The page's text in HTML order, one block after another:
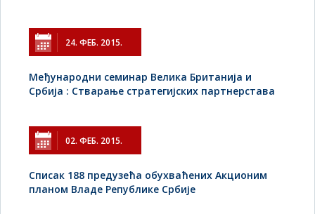
24. ФЕБ. 2015.
Међународни семинар Велика Британија и
Србија : Стварање стратегијских партнерстава
02. ФЕБ. 2015.
Списак 188 предузећа обухваћених Акционим
планом Владе Републике Србије